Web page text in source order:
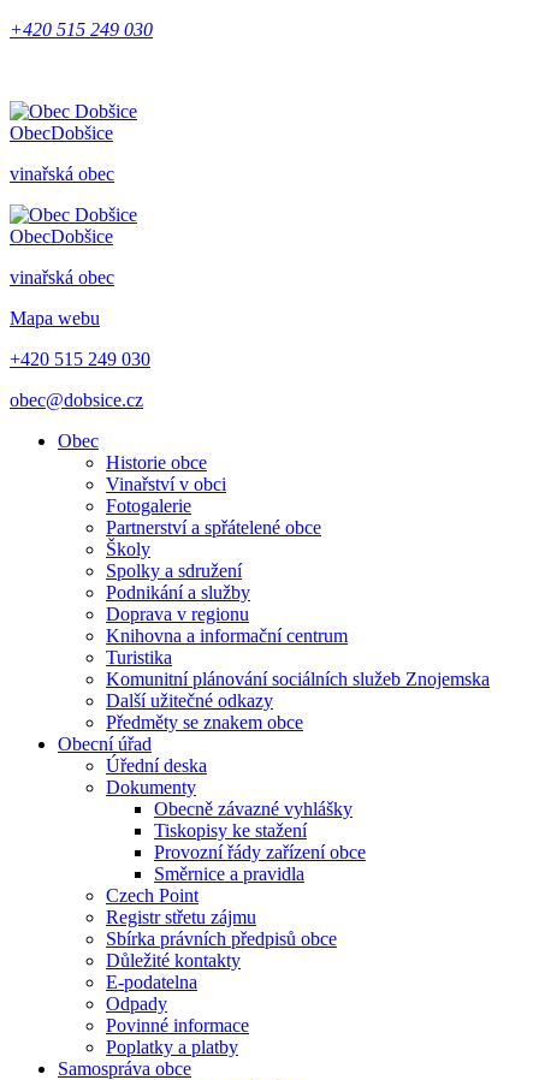
+420 515 249 030
ObecDobšice
vinařská obec
ObecDobšice
vinařská obec
Mapa webu
+420 515 249 030
obec@dobsice.cz
Obec
Historie obce
Vinařství v obci
Fotogalerie
Partnerství a spřátelené obce
Školy
Spolky a sdružení
Podnikání a služby
Doprava v regionu
Knihovna a informační centrum
Turistika
Komunitní plánování sociálních služeb Znojemska
Další užitečné odkazy
Předměty se znakem obce
Obecní úřad
Úřední deska
Dokumenty
Obecně závazné vyhlášky
Tiskopisy ke stažení
Provozní řády zařízení obce
Směrnice a pravidla
Czech Point
Registr střetu zájmu
Sbírka právních předpisů obce
Důležité kontakty
E-podatelna
Odpady
Povinné informace
Poplatky a platby
Samospráva obce